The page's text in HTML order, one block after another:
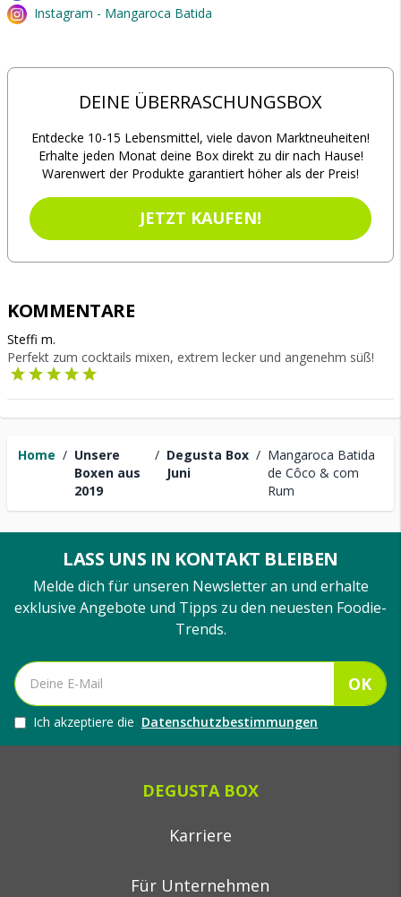
Home / Unsere
Boxen aus
2019
/ Degusta Box
Juni
/ Mangaroca Batida
de Côco & com
Rum
Instagram - Mangaroca Batida
DEINE ÜBERRASCHUNGSBOX
Entdecke 10-15 Lebensmittel, viele davon Marktneuheiten!
Erhalte jeden Monat deine Box direkt zu dir nach Hause!
Warenwert der Produkte garantiert höher als der Preis!
JETZT KAUFEN!
KOMMENTARE
Steffi m.
Perfekt zum cocktails mixen, extrem lecker und angenehm süß!
LASS UNS IN KONTAKT BLEIBEN
Melde dich für unseren Newsletter an und erhalte
exklusive Angebote und Tipps zu den neuesten Foodie-
Trends.
OK
Ich akzeptiere die Datenschutzbestimmungen
DEGUSTA BOX
Karriere
Für Unternehmen